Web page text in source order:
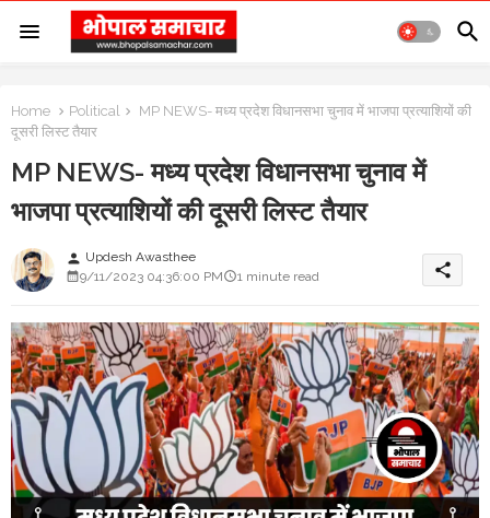
Home Political
MP NEWS- मध्य प्रदेश विधानसभा चुनाव में भाजपा प्रत्याशियों की
दूसरी लिस्ट तैयार
MP NEWS- मध्य प्रदेश विधानसभा चुनाव में
भाजपा प्रत्याशियों की दूसरी लिस्ट तैयार
person Updesh Awasthee
9/11/2023 04:36:00 PM
1 minute read share